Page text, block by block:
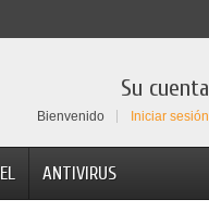
Su cuenta
Bienvenido Iniciar sesión
ANTIVIRUS